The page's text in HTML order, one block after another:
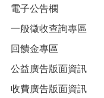
電子公告欄
一般徵收查詢專區
回饋金專區
公益廣告版面資訊
收費廣告版面資訊